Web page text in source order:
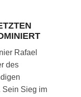
Rafael
des
Sein Sieg im